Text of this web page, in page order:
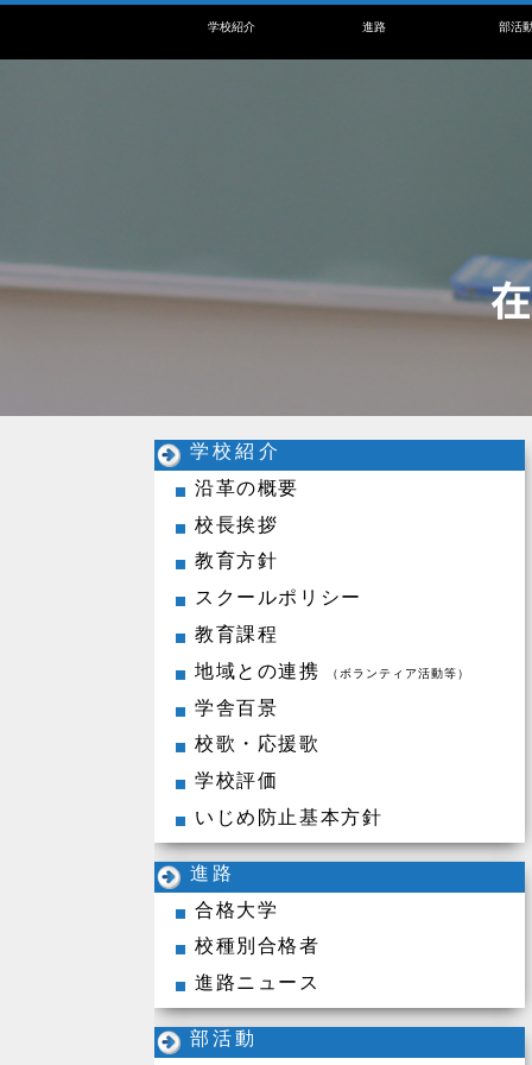
学校紹介 進路 部活
学校紹介
沿革の概要
校長挨拶
教育方針
スクールポリシー
教育課程
地域との連携
（ボランティア活動等）
学舎百景
校歌・応援歌
学校評価
いじめ防止基本方針
進路
合格大学
校種別合格者
進路ニュース
部活動